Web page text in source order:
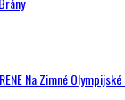
Na Zimné